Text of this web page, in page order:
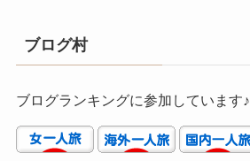
ブログ村
ブログランキングに参加しています♪